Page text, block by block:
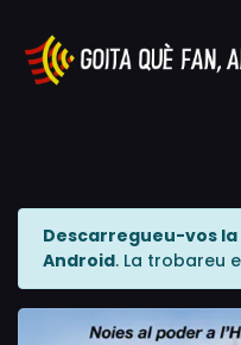
Descarregueu-vos
Android. La trobareu